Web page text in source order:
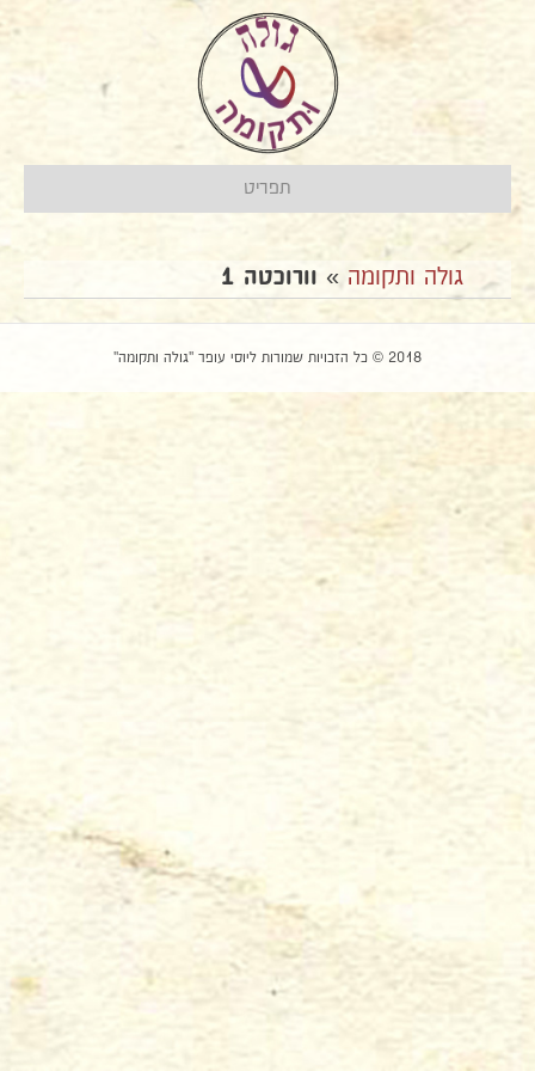
תפריט
גולה ותקומה » וורוכטה 1
2018 © כל הזכויות שמורות ליוסי עופר "גולה ותקומה"